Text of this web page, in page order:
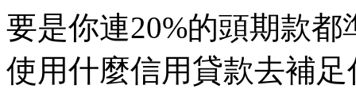
要是你連20%的頭期款
使用什麼信用貸款去補